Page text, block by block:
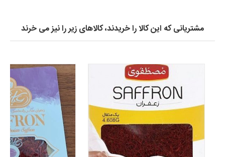
مشتریانی که این کالا را خریدند، کالاهای زیر را نیز می خرند